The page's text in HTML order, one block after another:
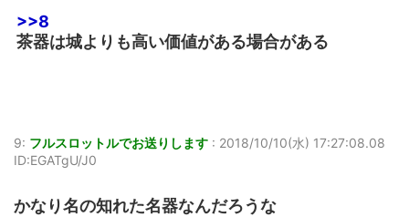
>>8
茶器は城よりも高い価値がある場合がある
9: フルスロットルでお送りします : 2018/10/10(水) 17:27:08.08
ID:EGATgU/J0
かなり名の知れた名器なんだろうな